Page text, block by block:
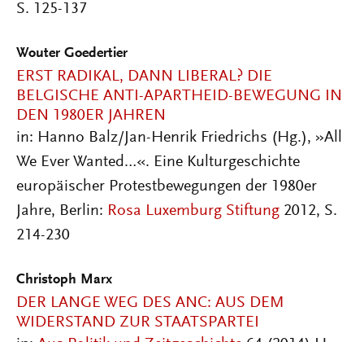
S. 125-137
Wouter Goedertier
ERST RADIKAL, DANN LIBERAL? DIE
BELGISCHE ANTI-APARTHEID-BEWEGUNG IN
DEN 1980ER JAHREN
in: Hanno Balz/Jan-Henrik Friedrichs (Hg.), »All
We Ever Wanted…«. Eine Kulturgeschichte
europäischer Protestbewegungen der 1980er
Jahre, Berlin: Rosa Luxemburg Stiftung 2012, S.
214-230
Christoph Marx
DER LANGE WEG DES ANC: AUS DEM
WIDERSTAND ZUR STAATSPARTEI